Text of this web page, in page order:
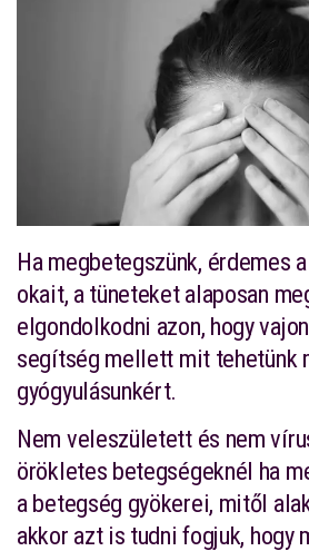
Ha megbetegszünk, érdemes
okait, a tüneteket alaposan
elgondolkodni azon, hogy
segítség mellett mit tehetünk
gyógyulásunkért.
Nem veleszületett és nem
örökletes betegségeknél ha
a betegség gyökerei, mitől
akkor azt is tudni fogjuk, hogy